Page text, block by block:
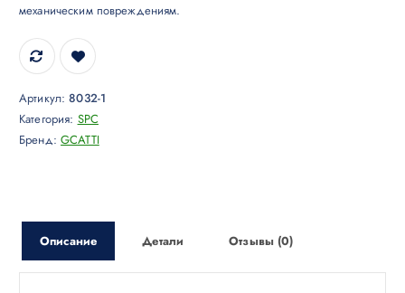
механическим повреждениям.
Артикул:8032-1
Категория: SPC
Бренд:GCATTI
Описание Детали Отзывы (0)